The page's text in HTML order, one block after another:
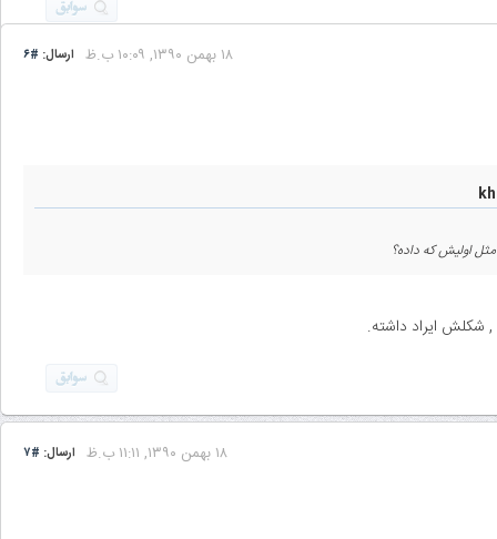
ارسال: #۶ ۱۸ بهمن ۱۳۹۰, ۱۰:۰۹ ب.ظ
ارسال: #۷ ۱۸ بهمن ۱۳۹۰, ۱۱:۱۱ ب.ظ